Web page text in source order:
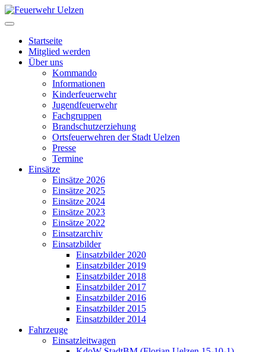
Startseite
Mitglied werden
Über uns
Kommando
Informationen
Kinderfeuerwehr
Jugendfeuerwehr
Fachgruppen
Brandschutzerziehung
Ortsfeuerwehren der Stadt Uelzen
Presse
Termine
Einsätze
Einsätze 2026
Einsätze 2025
Einsätze 2024
Einsätze 2023
Einsätze 2022
Einsatzarchiv
Einsatzbilder
Einsatzbilder 2020
Einsatzbilder 2019
Einsatzbilder 2018
Einsatzbilder 2017
Einsatzbilder 2016
Einsatzbilder 2015
Einsatzbilder 2014
Fahrzeuge
Einsatzleitwagen